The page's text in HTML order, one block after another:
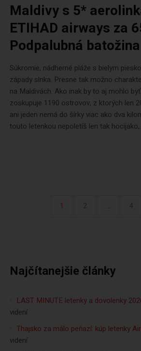
Maldivy s 5*
ETIHAD airways za
Podpalubná
Súkromie, nádherné pláže s bielym
západy slnka. Presne tak možno
na Maldivách. Ako inak by to aj mohlo
zoskupuje 1190 ostrovov, z ktorých len
ani jeden nemá do šírky viac ako dva
touto letenkou nepoletíš len tak
1 2 … 4
Najčítanejšie články
LAST MINUTE letenky a dovolenky
videní
Thajsko za málo peňazí: kúp letenky
videní